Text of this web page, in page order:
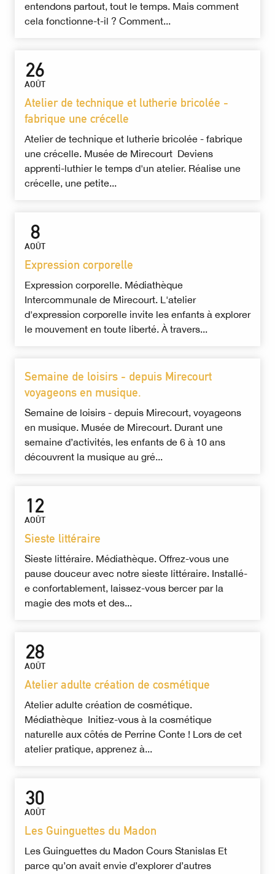
entendons partout, tout le temps. Mais comment
cela fonctionne-t-il ? Comment...
26
AOÛT
Atelier de technique et lutherie bricolée -
fabrique une crécelle
Atelier de technique et lutherie bricolée - fabrique
une crécelle. Musée de Mirecourt Deviens
apprenti-luthier le temps d'un atelier. Réalise une
crécelle, une petite...
8
AOÛT
Expression corporelle
Expression corporelle. Médiathèque
Intercommunale de Mirecourt. L'atelier
d'expression corporelle invite les enfants à explorer
le mouvement en toute liberté. À travers...
Semaine de loisirs - depuis Mirecourt
voyageons en musique.
Semaine de loisirs - depuis Mirecourt, voyageons
en musique. Musée de Mirecourt. Durant une
semaine d’activités, les enfants de 6 à 10 ans
découvrent la musique au gré...
12
AOÛT
Sieste littéraire
Sieste littéraire. Médiathèque. Offrez-vous une
pause douceur avec notre sieste littéraire. Installé-
e confortablement, laissez-vous bercer par la
magie des mots et des...
28
AOÛT
Atelier adulte création de cosmétique
Atelier adulte création de cosmétique.
Médiathèque Initiez-vous à la cosmétique
naturelle aux côtés de Perrine Conte ! Lors de cet
atelier pratique, apprenez à...
30
AOÛT
Les Guinguettes du Madon
Les Guinguettes du Madon Cours Stanislas Et
parce qu’on avait envie d’explorer d’autres